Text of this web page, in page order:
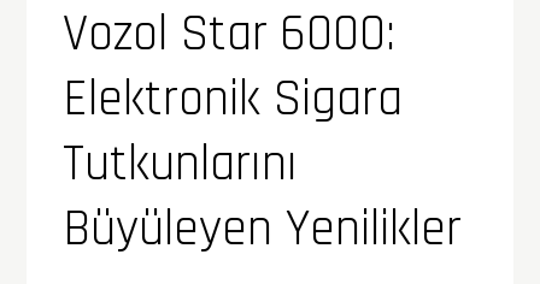
Vozol Star 6000:
Elektronik Sigara
Tutkunlarını
Büyüleyen Yenilikler